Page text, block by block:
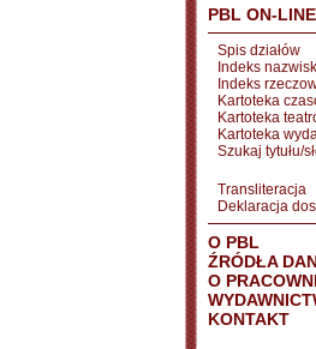
PBL ON-LINE
Spis działów
Indeks nazwisk
Indeks
Kartoteka
Kartoteka
Kartoteka
Szukaj tytułu/
Transliteracja
Deklaracja
O PBL
ŹRÓDŁA
O PRACOWNI
KONTAKT